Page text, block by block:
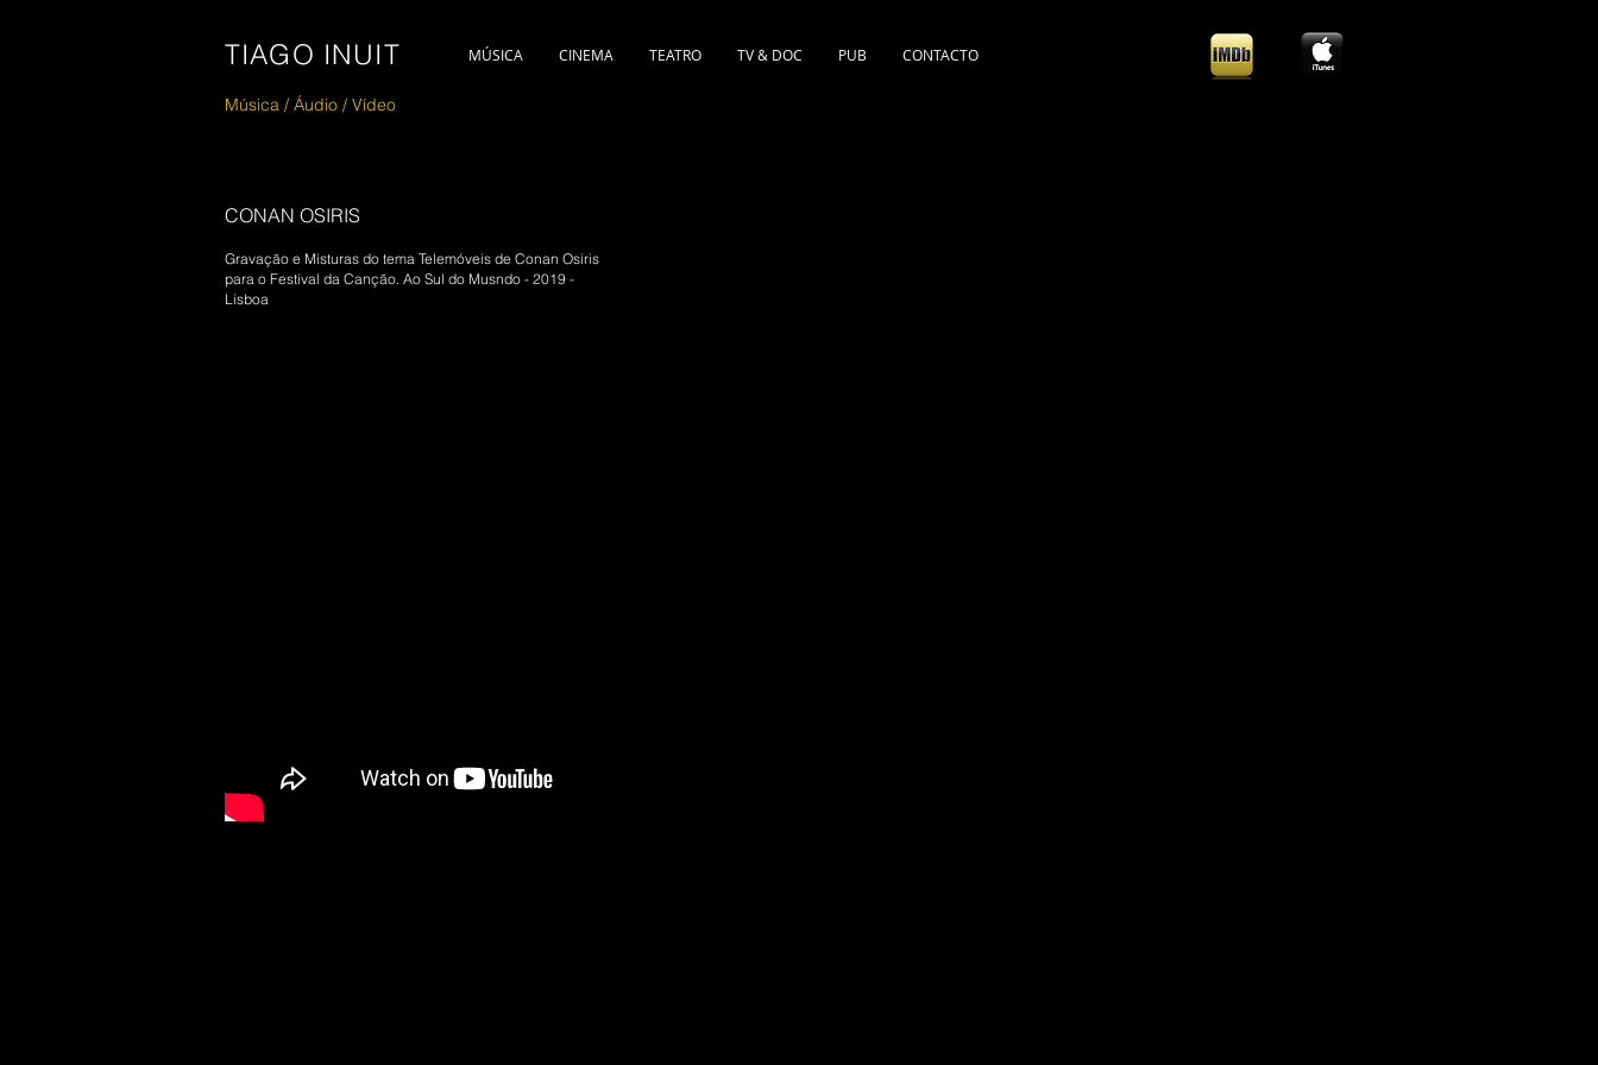
TIAGO INUIT MÚSICA CINEMA TEATRO TV & DOC PUB CONTACTO
Música / Áudio / Vídeo
CONAN OSIRIS
Gravação e Misturas do tema Telemóveis de Conan Osiris
para o Festival da Canção. Ao Sul do Musndo - 2019 -
Lisboa